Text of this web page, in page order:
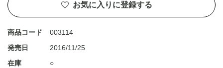
お気に入りに登録する
商品コード
003114
発売日
2016/11/25
在庫
○